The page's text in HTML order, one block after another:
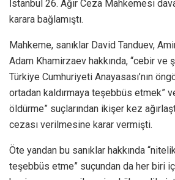
İstanbul 26. Ağır Ceza Mahkemesi
karara bağlamıştı.
Mahkeme, sanıklar David Tanduev,
Adam Khamirzaev hakkında, “cebir ve
Türkiye Cumhuriyeti Anayasası’nın
ortadan kaldırmaya teşebbüs etmek”
öldürme” suçlarından ikişer kez
cezası verilmesine karar vermişti.
Öte yandan bu sanıklar hakkında
teşebbüs etme” suçundan da her biri